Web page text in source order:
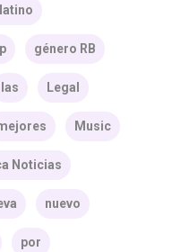
género RB
las Legal
Music
Noticias
nuevo
por